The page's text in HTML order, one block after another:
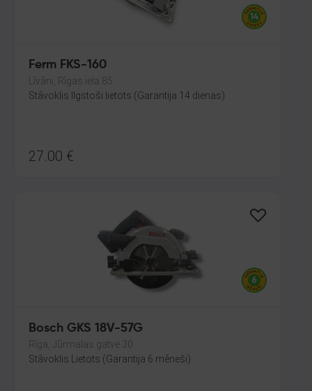
Ferm FKS-160
Līvāni, Rīgas iela 85
Stāvoklis Ilgstoši lietots (Garantija 14 dienas)
27.00 €
Bosch GKS 18V-57G
Rīga, Jūrmalas gatve 30
Stāvoklis Lietots (Garantija 6 mēneši)